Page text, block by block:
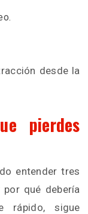
desde la
pierdes
entender tres
por qué debería
rápido, sigue